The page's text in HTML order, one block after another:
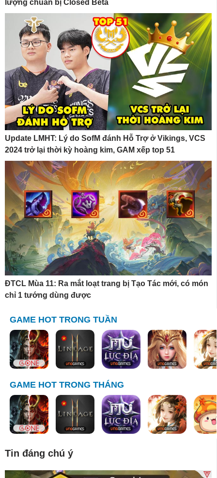
lượng chuẩn bị Closed Beta
Update LMHT: Lý do SofM đánh Hỗ Trợ ở Vikings, VCS
2024 trở lại thời kỳ hoàng kim, GAM xếp top 51
ĐTCL Mùa 11: Ra mắt loạt trang bị Tạo Tác mới, có món
chỉ 1 tướng dùng được
GAME HOT TRONG TUẦN
GAME HOT TRONG THÁNG
Tin đáng chú ý